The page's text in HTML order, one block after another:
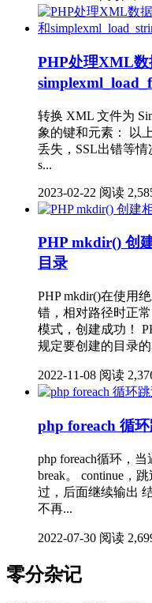
PHP处理XML数
转换 XML 文件为
象的键和元素： 以
丢失，SSL出错等情
s...
2023-02-22 阅读
PHP mkdir() 创
目录
PHP mkdir()在使用
错，相对路径时正
模式，创建成功！
规定要创建的目录
2022-11-08 阅读
php foreach 循
php foreach循环，
break。 continue，
过，后面继续输出
不再...
2022-07-30 阅读
零分杂记